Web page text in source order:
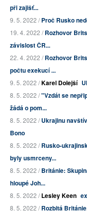
při zajišť...
9. 5. 2022 /Proč Rusko
19. 4. 2022 /Rozhovor
závislost ČR...
22. 4. 2022 /Rozhovor
počtu exekucí ...
9. 5. 2022 /Karel Dolejší
8. 5. 2022 /"Vzdát se
žádá o pom...
8. 5. 2022 /Ukrajinu
Bono
8. 5. 2022 /Rusko-
byly usmrceny...
8. 5. 2022 /Británie:
hloupé Joh...
8. 5. 2022 /Lesley Keen
8. 5. 2022 /Rozbitá